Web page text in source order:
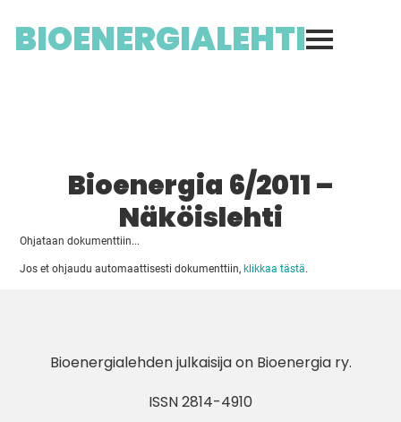
BIOENERGIALEHTI
Bioenergia 6/2011 –
Näköislehti
Ohjataan dokumenttiin...
Jos et ohjaudu automaattisesti dokumenttiin, klikkaa tästä.
Bioenergialehden julkaisija on Bioenergia ry.
ISSN 2814-4910